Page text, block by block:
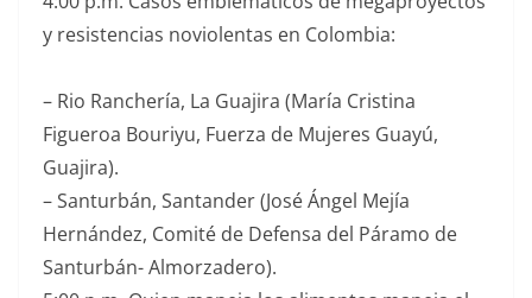
y resistencias noviolentas en Colombia:
– Rio Ranchería, La Guajira (María Cristina
Figueroa Bouriyu, Fuerza de Mujeres Guayú,
Guajira).
–Santurbán, Santander (José Ángel Mejía
Hernández, Comité de Defensa del Páramo de
Santurbán- Almorzadero).